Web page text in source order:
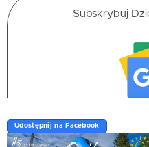
Subskrybuj
Udostępnij na Facebook